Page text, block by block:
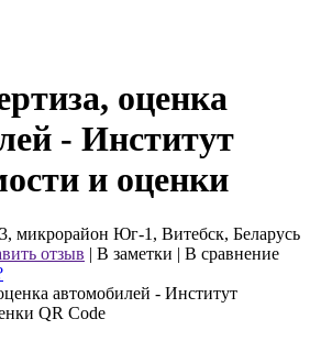
оценка
- Институт
и оценки
микрорайон Юг-1, Витебск, Беларусь
отзыв | В заметки | В сравнение